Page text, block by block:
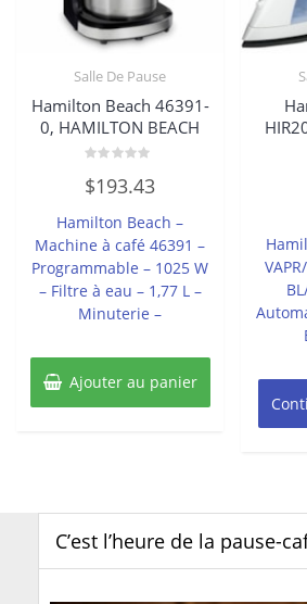
Salle De Pause
Hamilton Beach 46391-
0, HAMILTON BEACH
0
sur
$193.43
Hamilton Beach –
Machine à café 46391 –
Programmable – 1025 W
– Filtre à eau – 1,77 L –
Minuterie –
Ajouter au panier
C’est l’heure de la pause-